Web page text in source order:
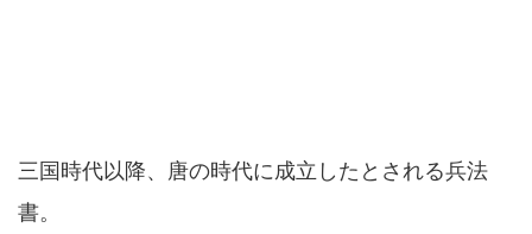
三国時代以降、唐の時代に成立したとされる兵法
書。